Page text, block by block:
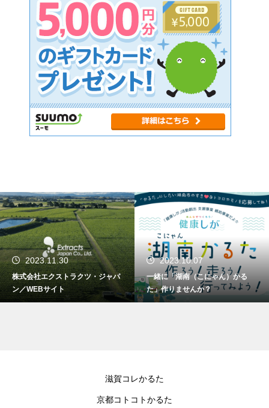
2023.11.30
株式会社エクストラクツ・ジャパ
ン／WEBサイト
2023.10.07
一緒に「湖南（こにゃん）かる
た」作りませんか？
滋賀コレかるた
京都コトコトかるた